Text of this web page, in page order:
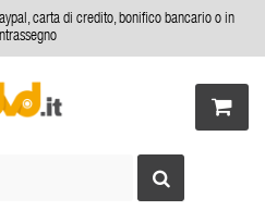
carta di credito, bonifico bancario o in